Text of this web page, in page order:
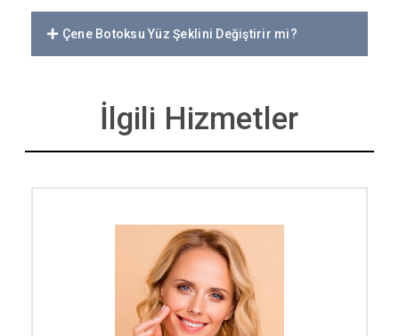
Çene Botoksu Yüz Şeklini Değiştirir mi?
İlgili Hizmetler